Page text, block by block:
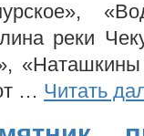
реки
… Читать